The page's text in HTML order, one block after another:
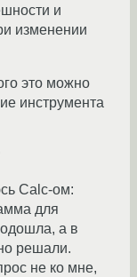
и
изменении
это можно
инструмента
Calc-ом:
для
а в
решали.
не ко мне,